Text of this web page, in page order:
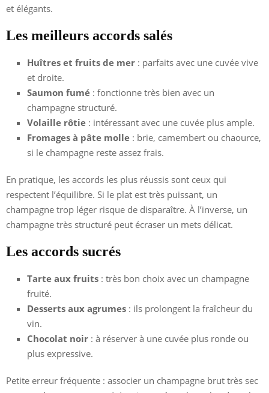
et élégants.
Les meilleurs accords salés
Huîtres et fruits de mer : parfaits avec une cuvée vive
et droite.
Saumon fumé : fonctionne très bien avec un
champagne structuré.
Volaille rôtie : intéressant avec une cuvée plus ample.
Fromages à pâte molle : brie, camembert ou chaource,
si le champagne reste assez frais.
En pratique, les accords les plus réussis sont ceux qui
respectent l’équilibre. Si le plat est très puissant, un
champagne trop léger risque de disparaître. À l’inverse, un
champagne très structuré peut écraser un mets délicat.
Les accords sucrés
Tarte aux fruits : très bon choix avec un champagne
fruité.
Desserts aux agrumes : ils prolongent la fraîcheur du
vin.
Chocolat noir : à réserver à une cuvée plus ronde ou
plus expressive.
Petite erreur fréquente : associer un champagne brut très sec